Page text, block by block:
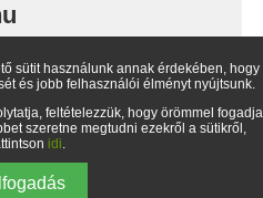
Kft. értékesítő hálózata)
sütit használunk annak érdekében, hogy
és jobb felhasználói élményt nyújtsunk.
feltételezzük, hogy örömmel
szeretne megtudni ezekről a sütikről,
idi.